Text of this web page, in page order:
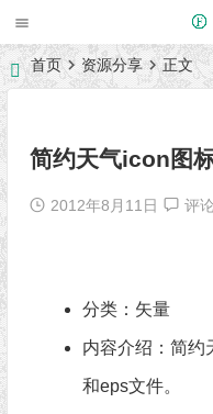
首页 资源分享 正文
简约天气icon图
2012年8月11日 评论
分类： 矢量
内容介绍：简约
和eps文件。